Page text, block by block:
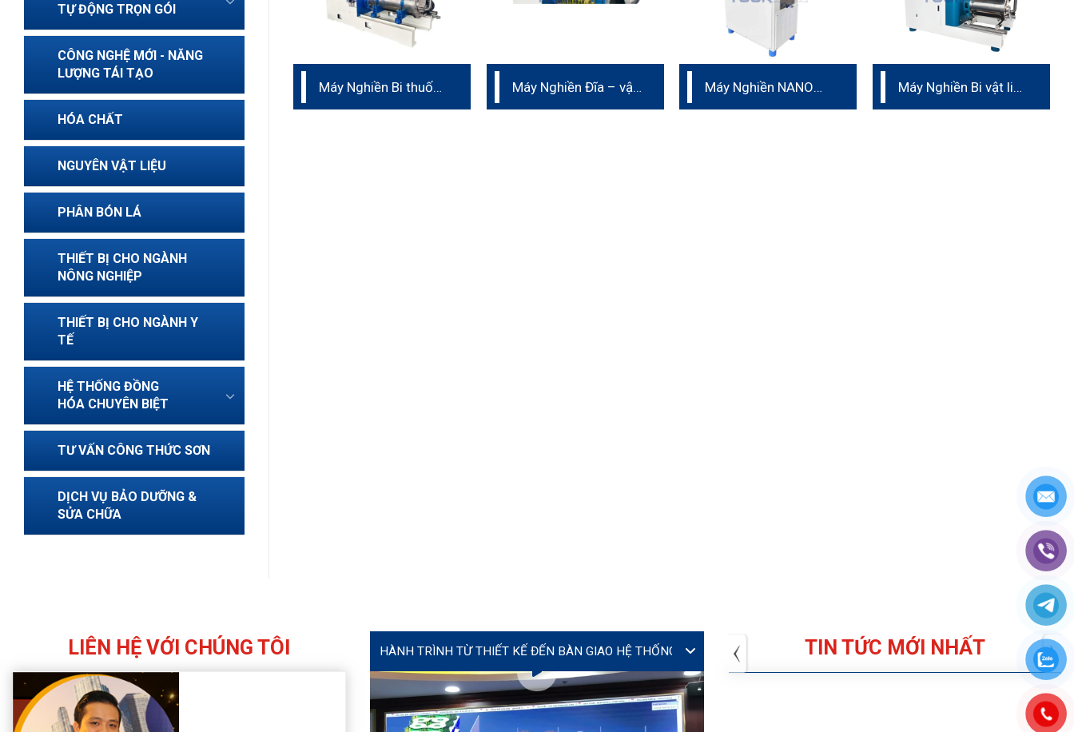
TỰ ĐỘNG TRỌN GÓI
CÔNG NGHỆ MỚI - NĂNG
LƯỢNG TÁI TẠO
HÓA CHẤT
NGUYÊN VẬT LIỆU
PHÂN BÓN LÁ
THIẾT BỊ CHO NGÀNH
NÔNG NGHIỆP
THIẾT BỊ CHO NGÀNH Y
TẾ
HỆ THỐNG ĐỒNG
HÓA CHUYÊN BIỆT
TƯ VẤN CÔNG THỨC SƠN
DỊCH VỤ BẢO DƯỠNG &
SỬA CHỮA
Máy Nghiền Bi thuốc
Máy Nghiền Đĩa – vật
Máy Nghiền NANO
Máy Nghiền Bi vật liệu
LIÊN HỆ VỚI CHÚNG TÔI
MS. TÚ (JENNY)
VIDEO TIN TỨC MỚI NHẤT
Lễ ký kết hợp tác giữa Yourtech và Tây Đô Long An tại
Coating Expo 2026
Tuyển dụng: Nhân viên KẾ TOÁN